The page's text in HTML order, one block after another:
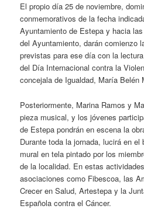
El propio día 25 de noviembre,
conmemorativos de la fecha
Ayuntamiento de Estepa y hacia
del Ayuntamiento, darán comienzo
previstas para ese día con la
del Día Internacional contra la
concejala de Igualdad, María Belén
Posteriormente, Marina Ramos y
pieza musical, y los jóvenes
de Estepa pondrán en escena la
Durante toda la jornada, lucirá en
mural en tela pintado por los
de la localidad. En estas
asociaciones como Fibescoa, las
Crecer en Salud, Artestepa y la
Española contra el Cáncer.